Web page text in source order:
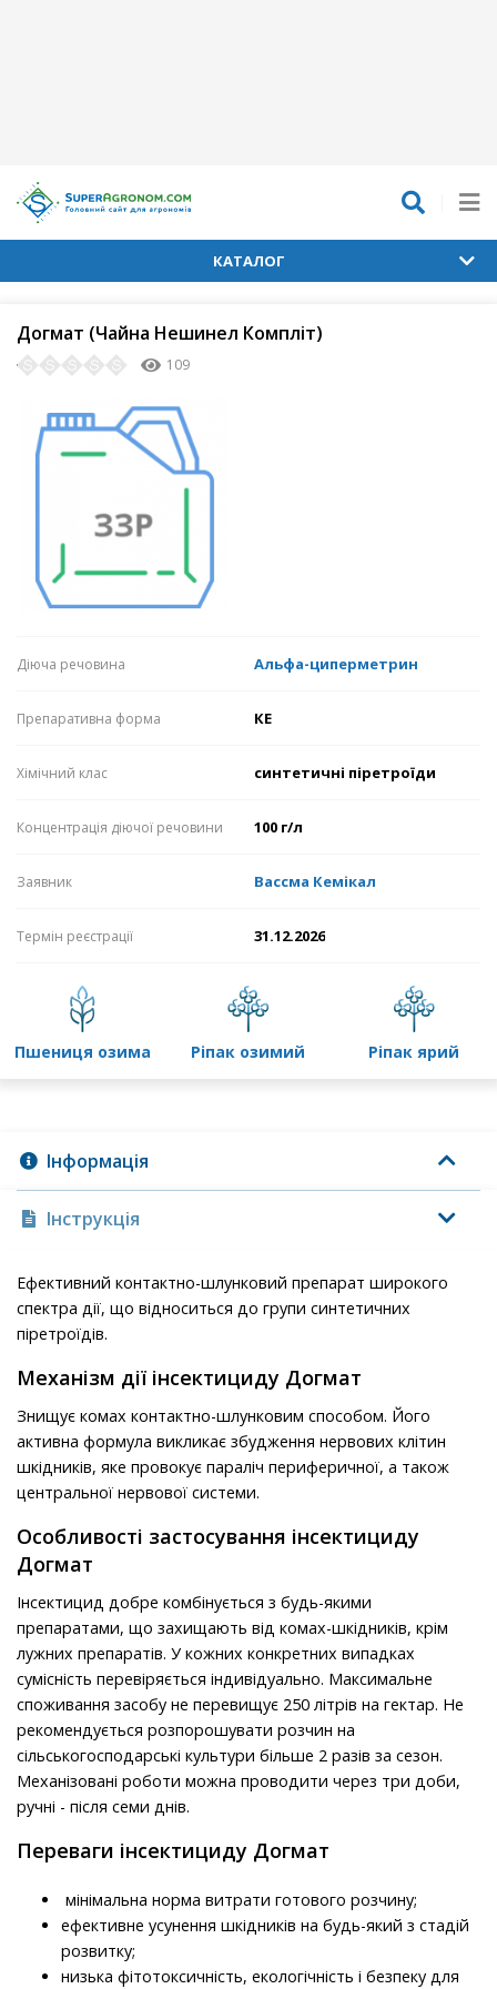
КАТАЛОГ
Догмат (Чайна Нешинел Компліт)
109
Діюча речовина Альфа-циперметрин
Препаративна форма КЕ
Хімічний клас синтетичні піретроїди
Концентрація діючої речовини 100 г/л
Заявник Вассма Кемікал
Термін реєстрації 31.12.2026
пшениця озима ріпак озимий ріпак ярий
Інформація
Інструкція
Ефективний контактно-шлунковий препарат широкого
спектра дії, що відноситься до групи синтетичних
піретроїдів.
Механізм дії інсектициду Догмат
Знищує комах контактно-шлунковим способом. Його
активна формула викликає збудження нервових клітин
шкідників, яке провокує параліч периферичної, а також
центральної нервової системи.
Особливості застосування інсектициду
Догмат
Інсектицид добре комбінується з будь-якими
препаратами, що захищають від комах-шкідників, крім
лужних препаратів. У кожних конкретних випадках
сумісність перевіряється індивідуально. Максимальне
споживання засобу не перевищує 250 літрів на гектар. Не
рекомендується розпорошувати розчин на
сільськогосподарські культури більше 2 разів за сезон.
Механізовані роботи можна проводити через три доби,
ручні - після семи днів.
Переваги інсектициду Догмат
мінімальна норма витрати готового розчину;
ефективне усунення шкідників на будь-який з стадій
розвитку;
низька фітотоксичність, екологічність і безпеку для